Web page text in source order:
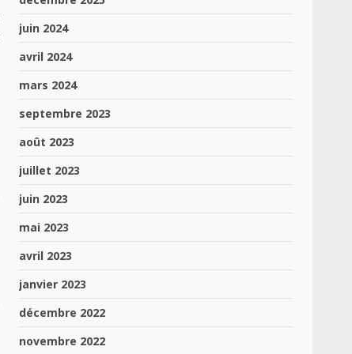
juin 2024
avril 2024
mars 2024
septembre 2023
août 2023
juillet 2023
juin 2023
mai 2023
avril 2023
janvier 2023
décembre 2022
novembre 2022